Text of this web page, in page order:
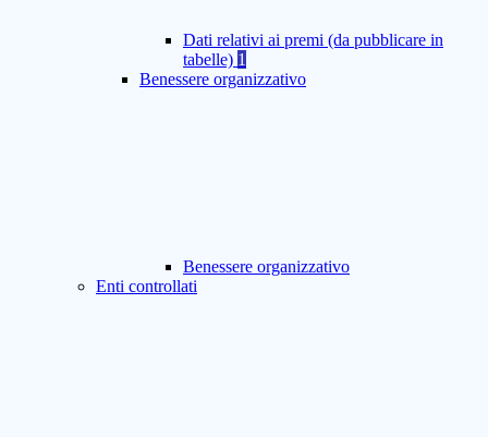
Dati relativi ai premi (da pubblicare in
tabelle) 1
Benessere organizzativo
Benessere organizzativo
Enti controllati